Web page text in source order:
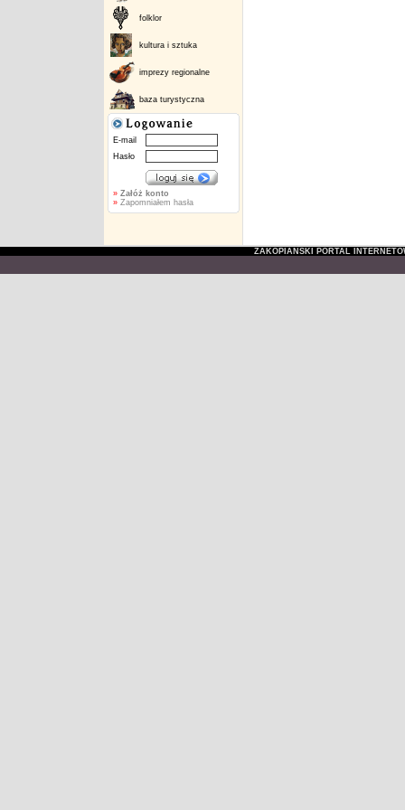
folklor
kultura i sztuka
imprezy regionalne
baza turystyczna
E-mail
Hasło
» Załóż konto
»Zapomniałem hasła
ZAKOPIAŃSKI PORTAL